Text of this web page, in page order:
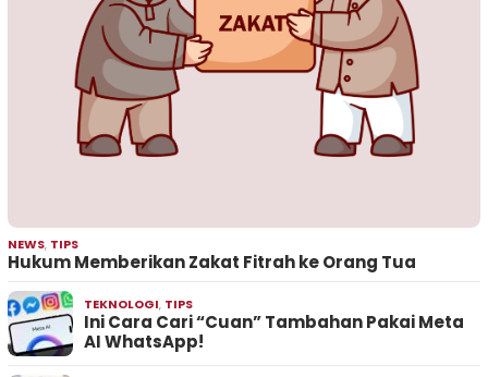
NEWS, TIPS
Hukum Memberikan Zakat Fitrah ke Orang Tua
TEKNOLOGI, TIPS
Ini Cara Cari “Cuan” Tambahan Pakai Meta
AI WhatsApp!